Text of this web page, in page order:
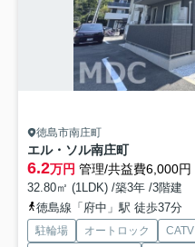
徳島市南庄町
エル・ソル南庄町
6.2万円 管理/共益費6,000円
32.80㎡ (1LDK) /築3年 /3階建
徳島線「府中」駅 徒歩37分
駐輪場 オートロック CATV